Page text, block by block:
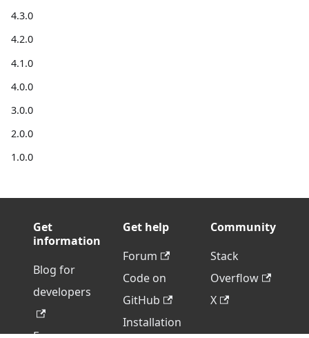
4.3.0
4.2.0
4.1.0
4.0.0
3.0.0
2.0.0
1.0.0
Get
information
Blog for
developers
Get help
Forum
Code on
GitHub
Installation
Community
Stack
Overflow
X